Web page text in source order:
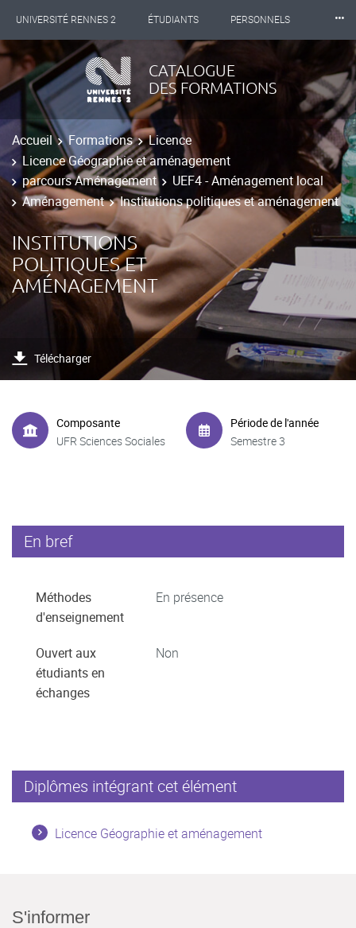
UNIVERSITÉ RENNES 2 ÉTUDIANTS PERSONNELS
INTERNATIONAL PROFESSIONNELS BIBLIOTHÈQUES
LES NOUVELLES DE RENNES 2
⸱⸱⸱
CATALOGUE
DES FORMATIONS
Accueil Formations
Licence
Licence Géographie et aménagement
parcours Aménagement
UEF4 - Aménagement local
Aménagement
Institutions politiques et aménagement
INSTITUTIONS
POLITIQUES ET
AMÉNAGEMENT
Télécharger
Composante
UFR Sciences Sociales
Période de l'année
Semestre 3
En bref
Méthodes
d'enseignement
En présence
Ouvert aux
étudiants en
échanges
Non
Diplômes intégrant cet élément
Licence Géographie et aménagement
S'informer